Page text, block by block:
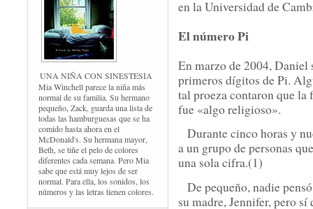
UNA NIÑA CON SINESTESIA
Mia Winchell parece la niña más
normal de su familia. Su hermano
pequeño, Zack, guarda una lista de
todas las hamburguesas que se ha
comido hasta ahora en el
McDonald's. Su hermana mayor,
Beth, se tiñe el pelo de colores
diferentes cada semana. Pero Mia
sabe que está muy lejos de ser
normal. Para ella, los sonidos, los
números y las letras tienen colores.
en la Universidad de
El número Pi
En marzo de 2004,
primeros dígitos de Pi.
tal proeza contaron que la
fue «algo religioso».
Durante cinco horas y
a un grupo de personas
una sola cifra.(1)
De pequeño, nadie
su madre, Jennifer, pero